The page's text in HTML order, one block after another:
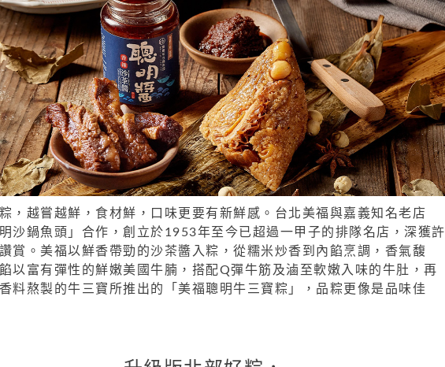
，越嘗越鮮，食材鮮，口味更要有新鮮感。台北美福與嘉義知名老店
沙鍋魚頭」合作，創立於1953年至今已超過一甲子的排隊名店，深獲許
賞。美福以鮮香帶勁的沙茶醬入粽，從糯米炒香到內餡烹調，香氣馥
以富有彈性的鮮嫩美國牛腩，搭配Q彈牛筋及滷至軟嫩入味的牛肚，再
料熬製的牛三寶所推出的「美福聰明牛三寶粽」，品粽更像是品味佳